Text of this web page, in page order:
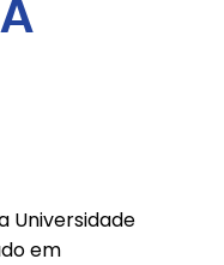
Universidade
em